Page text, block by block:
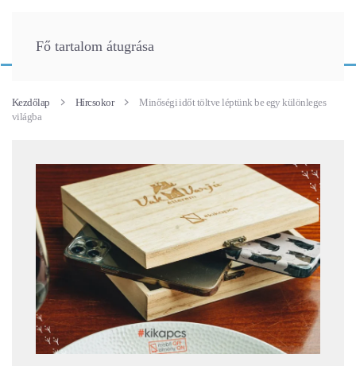
Fő tartalom átugrása
Kezdőlap Hírcsokor
Minőségi időt töltve léptünk be egy különleges
világba